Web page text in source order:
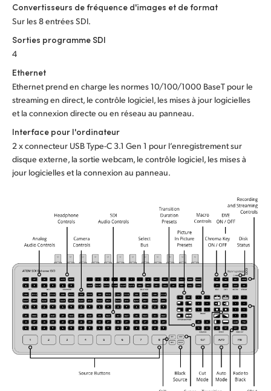
UAE
United States
Convertisseurs de fréquence d'images et de format
Sur les 8 entrées SDI.
Sorties programme SDI
4
Ethernet
Ethernet prend en charge les normes 10/100/1000 BaseT pour le
streaming en direct, le contrôle logiciel, les mises à jour logicielles
et la connexion directe ou en réseau au panneau.
Interface pour l'ordinateur
2 x connecteur USB Type-C 3.1 Gen 1 pour l’enregistrement sur
disque externe, la sortie webcam, le contrôle logiciel, les mises à
jour logicielles et la connexion au panneau.